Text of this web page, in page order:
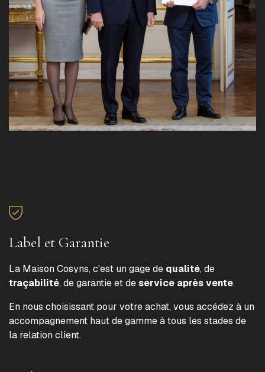
Label et Garantie
La Maison Cosyns, c'est un gage de qualité, de
traçabilité, de garantie et deservice après vente.
En nous choisissant pour votre achat, vous accédez à un
accompagnement haut de gamme à tous les stades de
la relation client.